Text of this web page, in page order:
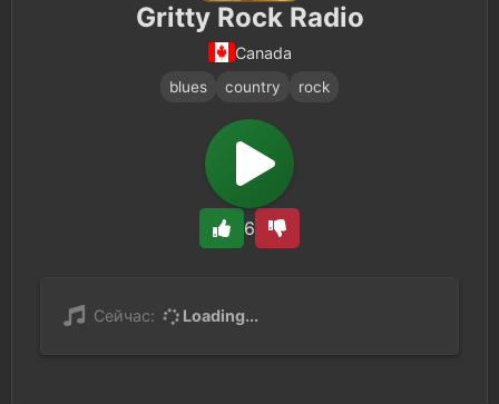
Gritty Rock Radio
Canada
blues country rock
6
Сейчас: Loading...